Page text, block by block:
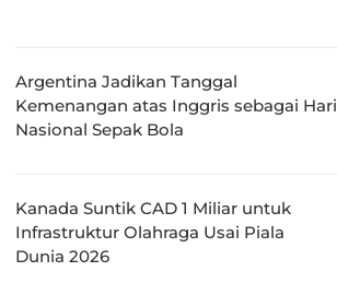
Argentina Jadikan Tanggal
Kemenangan atas Inggris sebagai Hari
Nasional Sepak Bola
Kanada Suntik CAD 1 Miliar untuk
Infrastruktur Olahraga Usai Piala
Dunia 2026